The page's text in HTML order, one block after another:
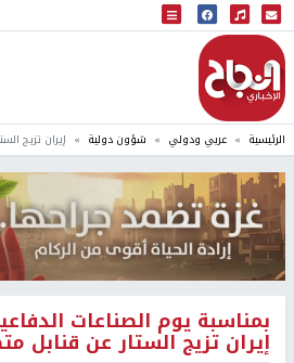
البث المباشر
إذاعة النجاح
الرئيسية عربي ودولي شؤون دولية إيران تزيج
بمناسبة يوم الصناعات
إيران تزيج الستار عن قنابل